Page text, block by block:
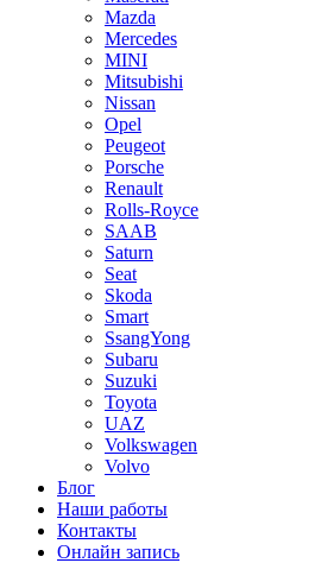
Mazda
Mercedes
MINI
Mitsubishi
Nissan
Opel
Peugeot
Porsche
Renault
Rolls-Royce
SAAB
Saturn
Seat
Skoda
Smart
SsangYong
Subaru
Suzuki
Toyota
UAZ
Volkswagen
Volvo
Блог
Наши работы
Контакты
Онлайн запись